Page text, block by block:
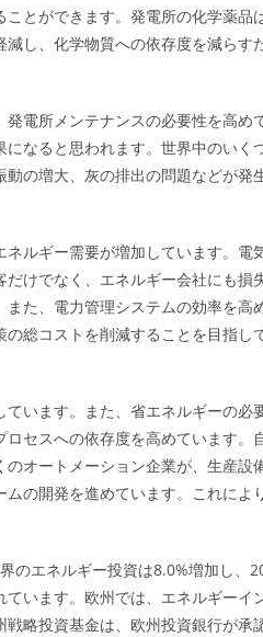
とができます。発電所の化学薬
し、化学物質への依存度を減ら
電所メンテナンスの必要性を高
なると思われます。世界中のい
の増大、灰の排出の問題などが
ルギー需要が増加しています。
けでなく、エネルギー会社にも
た、電力管理システムの効率を
総コストを削減することを目指
います。また、省エネルギーの
セスへの依存度を高めています。
オートメーション企業が、生産
の開発を進めています。これによ
のエネルギー投資は8.0%増加し
います。欧州では、エネルギー
略投資基金は、欧州投資銀行が